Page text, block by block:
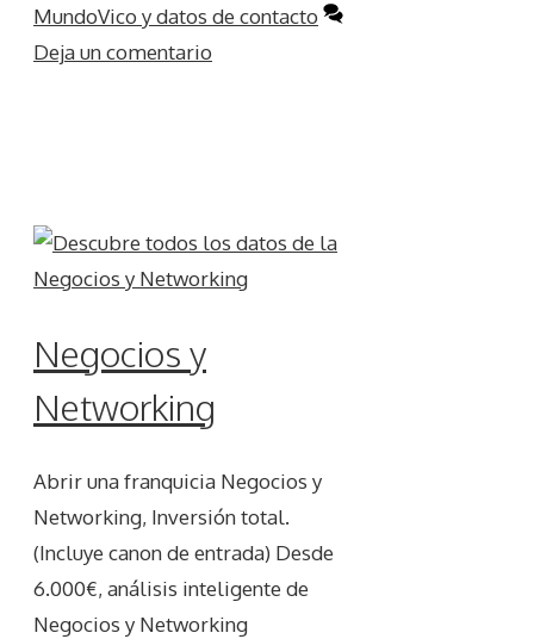
MundoVico y datos de contacto
Deja un comentario
Negocios y
Networking
Abrir una franquicia Negocios y
Networking, Inversión total.
(Incluye canon de entrada) Desde
6.000€, análisis inteligente de
Negocios y Networking